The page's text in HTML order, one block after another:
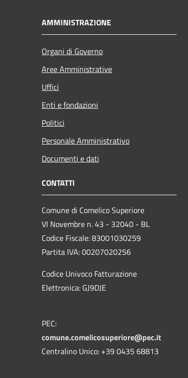
AMMINISTRAZIONE
Organi di Governo
Aree Amministrative
Uffici
Enti e fondazioni
Politici
Personale Amministrativo
Documenti e dati
CONTATTI
Comune di Comelico Superiore
VI Novembre n. 43 - 32040 - BL
Codice Fiscale: 83001030259
Partita IVA: 00207020256
Codice Univoco Fatturazione
Elettronica: GJ9DJE
PEC:
comune.comelicosuperiore@pec.it
Centralino Unico: +39 0435 68813